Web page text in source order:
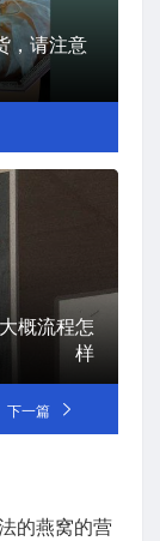
，请注意
概流程怎
样
下一篇
的燕窝的营